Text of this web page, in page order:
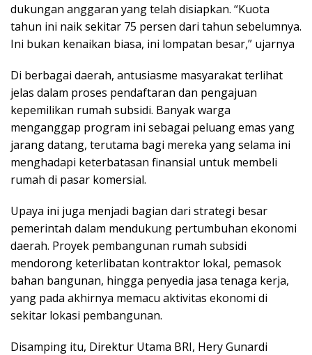
dukungan anggaran yang telah disiapkan. “Kuota
tahun ini naik sekitar 75 persen dari tahun sebelumnya.
Ini bukan kenaikan biasa, ini lompatan besar,” ujarnya
Di berbagai daerah, antusiasme masyarakat terlihat
jelas dalam proses pendaftaran dan pengajuan
kepemilikan rumah subsidi. Banyak warga
menganggap program ini sebagai peluang emas yang
jarang datang, terutama bagi mereka yang selama ini
menghadapi keterbatasan finansial untuk membeli
rumah di pasar komersial.
Upaya ini juga menjadi bagian dari strategi besar
pemerintah dalam mendukung pertumbuhan ekonomi
daerah. Proyek pembangunan rumah subsidi
mendorong keterlibatan kontraktor lokal, pemasok
bahan bangunan, hingga penyedia jasa tenaga kerja,
yang pada akhirnya memacu aktivitas ekonomi di
sekitar lokasi pembangunan.
Disamping itu, Direktur Utama BRI, Hery Gunardi